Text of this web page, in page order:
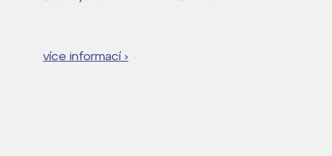
více informací ›